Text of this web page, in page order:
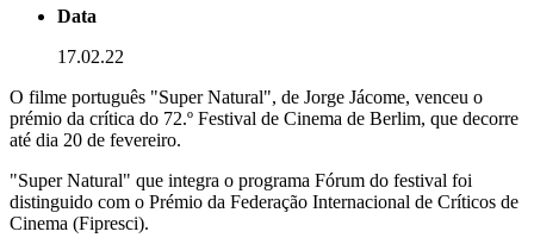
Data
17.02.22
O filme português "Super Natural", de Jorge Jácome, venceu o
prémio da crítica do 72.º Festival de Cinema de Berlim, que decorre
até dia 20 de fevereiro.
"Super Natural" que integra o programa Fórum do festival foi
distinguido com o Prémio da Federação Internacional de Críticos de
Cinema (Fipresci).